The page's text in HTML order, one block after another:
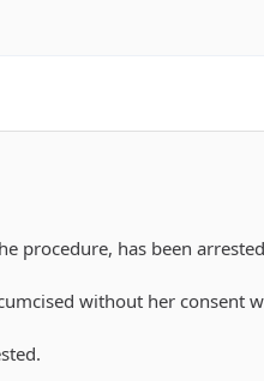
procedure, has been
without her consent